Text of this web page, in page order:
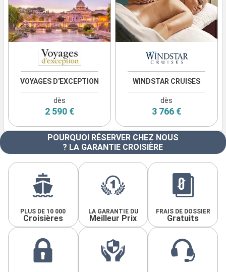
VOYAGES D'EXCEPTION
dès
2 590 €
WINDSTAR CRUISES
dès
3 766 €
POURQUOI RÉSERVER CHEZ NOUS
? LA GARANTIE CROISIÈRE
PLUS DE 10 000
Croisières
LA GARANTIE DU
Meilleur Prix
FRAIS DE DOSSIER
Gratuits